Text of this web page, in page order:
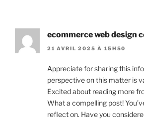
ecommerce web design
21 AVRIL 2025 À 15H50
Appreciate for sharing this
perspective on this matter is
Excited about reading more
What a compelling post!
reflect on. Have you